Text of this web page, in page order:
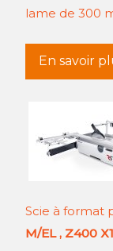
lame de 300
En savoir
Scie à format
M/EL , Z400